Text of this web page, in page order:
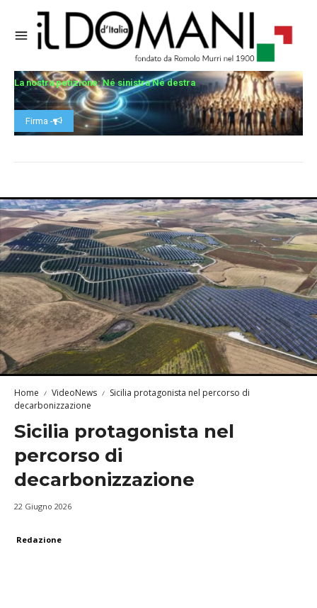
La nostra petizione: Né sinistra Né destra
Firma -
Home VideoNews
Sicilia protagonista nel percorso di
decarbonizzazione
Sicilia protagonista nel
percorso di
decarbonizzazione
22 Giugno 2026
Redazione